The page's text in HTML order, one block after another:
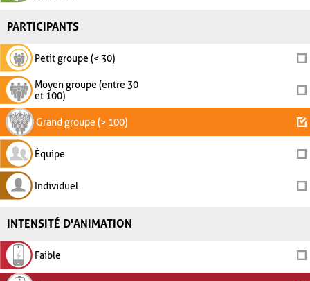
PARTICIPANTS
Petit groupe (< 30)
Moyen groupe (entre 30
et 100)
Grand groupe (> 100)
Équipe
Individuel
INTENSITÉ D'ANIMATION
Faible